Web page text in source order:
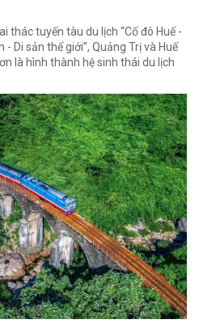
thác tuyến tàu du lịch “Cố đô Huế -
- Di sản thế giới”, Quảng Trị và Huế
là hình thành hệ sinh thái du lịch